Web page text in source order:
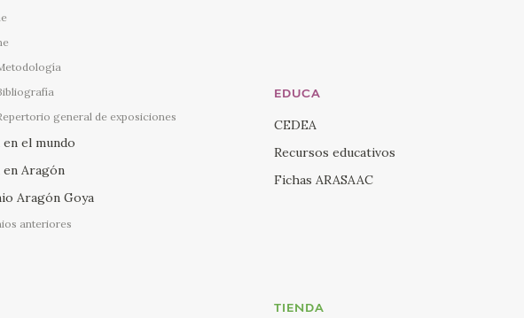
general de exposiciones
en el mundo
en Aragón
Aragón Goya
anteriores
TIENDA
EDUCA
CEDEA
Recursos educativos
Fichas ARASAAC